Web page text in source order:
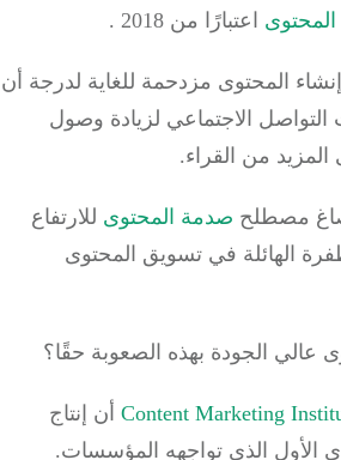
اعتبارًا من 2018 .
المحتوى مزدحمة للغاية لدرجة أن
الاجتماعي لزيادة وصول
من القراء.
مصطلحصدمة المحتوىللارتفاع
في تسويق المحتوى
الجودة بهذه الصعوبة حقًا؟
أن إنتاج
الذي تواجهه المؤسسات.